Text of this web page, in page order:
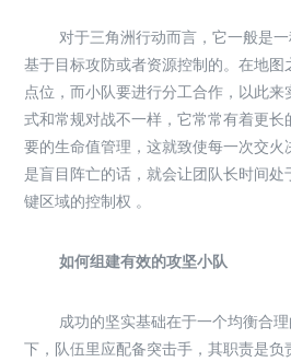
对于三角洲行动而言，它一般是
基于目标攻防或者资源控制的。在地图
点位，而小队要进行分工合作，以此来
式和常规对战不一样，它常常有着更长
要的生命值管理，这就致使每一次交火
是盲目阵亡的话，就会让团队长时间处
键区域的控制权 。
如何组建有效的攻坚小队
成功的坚实基础在于一个均衡合
下，队伍里应配备突击手，其职责是负